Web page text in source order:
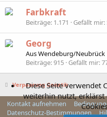
Farbkraft
Beiträge 1.171 Gefällt mir
Georg
AusWendeburg/Neubrück
Beiträge 915 Gefällt mir
Verpaarung Genetik
Kontakt aufnehmen
Datenschutz-Bestimmungen
Diese Seite verwendet
weiterhin nutzt,